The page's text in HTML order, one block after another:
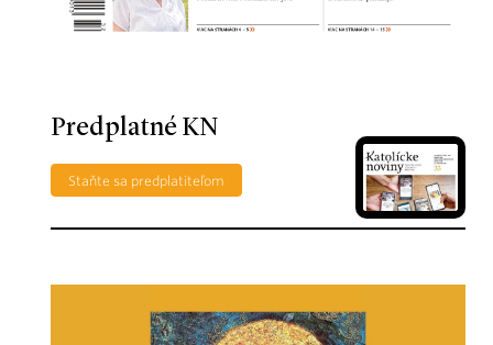
Predplatné KN
Staňte sa predplatiteľom